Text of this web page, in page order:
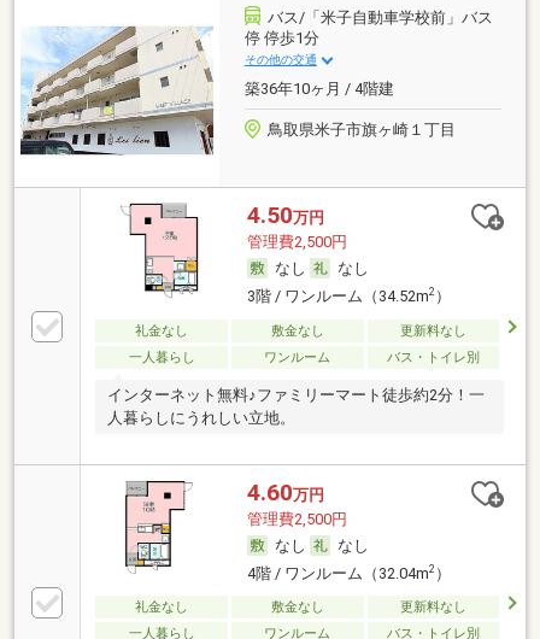
バス/「米子自動車学校前」バス
停 停歩1分
その他の交通
築36年10ヶ月 / 4階建
鳥取県米子市旗ヶ崎１丁目
4.50万円
管理費2,500円
なし
なし
3階 / ワンルーム（34.52m2）
礼金なし 敷金なし
更新料なし
一人暮らし
ワンルーム バス・トイレ別
インターネット無料♪ファミリーマート徒歩約2分！一
人暮らしにうれしい立地。
4.60万円
管理費2,500円
なし
なし
4階 / ワンルーム（32.04m2）
礼金なし 敷金なし
更新料なし
一人暮らし
ワンルーム バス・トイレ別